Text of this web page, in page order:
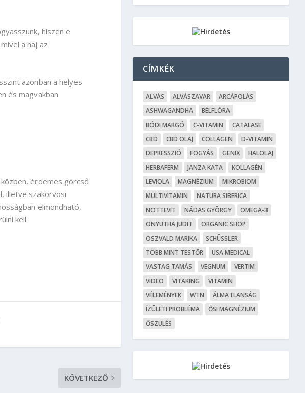
hiszen e
a haj az
azonban a helyes
és magvakban
érdemes górcső
illetve szakorvosi
elmondható,
kell.
KÖVETKEZŐ
CÍMKÉK
ALVÁS ALVÁSZAVAR
ARCÁPOLÁS
ASHWAGANDHA
BÉLFLÓRA
BÓDI MARGÓ
C-VITAMIN
CATALASE
CBD
CBD OLAJ COLLAGEN
D-VITAMIN
DEPRESSZIÓ
FOGYÁS GENIX
HALOLAJ
HERBAFERM
JANZA KATA
KOLLAGÉN
LEVIOLA
MAGNÉZIUM
MIKROBIOM
MULTIVITAMIN
NATURA SIBERICA
NOTTEVIT
NÁDAS GYÖRGY
OMEGA-3
ONYUTHA JUDIT
ORGANIC SHOP
OSZVALD MARIKA
SCHÜSSLER
TÖBB MINT TESTŐR
USA MEDICAL
VASTAG TAMÁS
VEGNUM
VERTIM
VIDEO
VITAKING
VITAMIN
VÉLEMÉNYEK
WTN
ÁLMATLANSÁG
ÍZÜLETI PROBLÉMA
ŐSI MAGNÉZIUM
ŐSZÜLÉS